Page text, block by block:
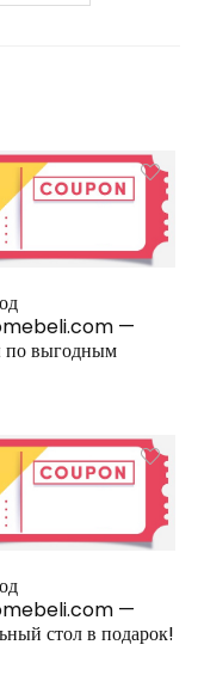
—
выгодным
—
стол в подарок!